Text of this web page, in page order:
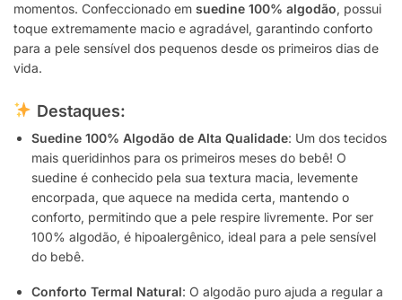
momentos. Confeccionado em suedine 100% algodão, possui
toque extremamente macio e agradável, garantindo conforto
para a pele sensível dos pequenos desde os primeiros dias de
vida.
Destaques:
Suedine 100% Algodão de Alta Qualidade: Um dos tecidos
mais queridinhos para os primeiros meses do bebê! O
suedine é conhecido pela sua textura macia, levemente
encorpada, que aquece na medida certa, mantendo o
conforto, permitindo que a pele respire livremente. Por ser
100% algodão, é hipoalergênico, ideal para a pele sensível
do bebê.
Conforto Termal Natural: O algodão puro ajuda a regular a